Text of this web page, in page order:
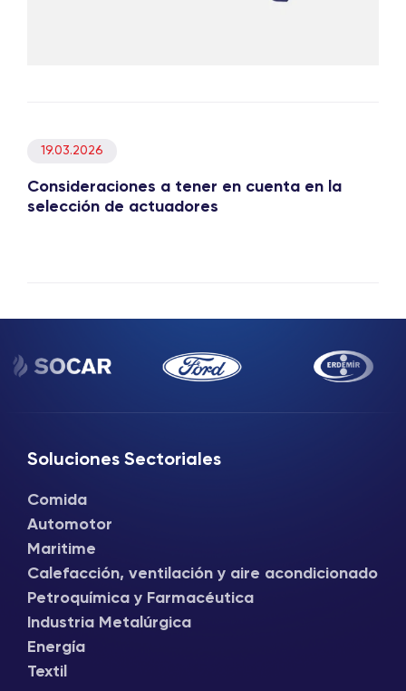
19.03.2026
Consideraciones a tener en cuenta en la
selección de actuadores
Soluciones Sectoriales
Comida
Automotor
Maritime
Calefacción, ventilación y aire acondicionado
Petroquímica y Farmacéutica
Industria Metalúrgica
Energía
Textil